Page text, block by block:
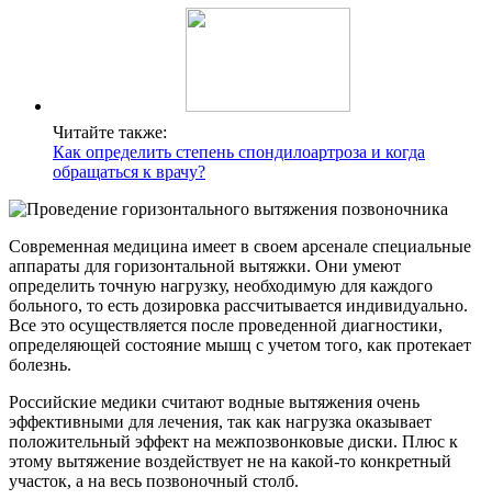
Читайте также:
Как определить степень спондилоартроза и когда
обращаться к врачу?
Современная медицина имеет в своем арсенале специальные
аппараты для горизонтальной вытяжки. Они умеют
определить точную нагрузку, необходимую для каждого
больного, то есть дозировка рассчитывается индивидуально.
Все это осуществляется после проведенной диагностики,
определяющей состояние мышц с учетом того, как протекает
болезнь.
Российские медики считают водные вытяжения очень
эффективными для лечения, так как нагрузка оказывает
положительный эффект на межпозвонковые диски. Плюс к
этому вытяжение воздействует не на какой-то конкретный
участок, а на весь позвоночный столб.